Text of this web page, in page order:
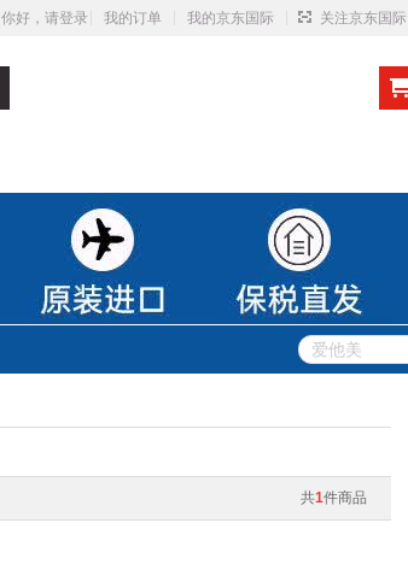
你好，请登录 我的订单 我的京东国际 关注京东国际
共1件商品